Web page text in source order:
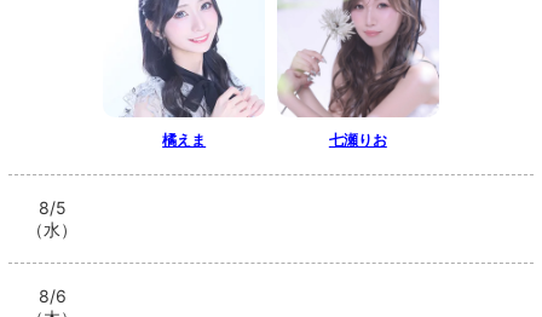
橘えま 七瀬りお
8/5
（水）
8/6